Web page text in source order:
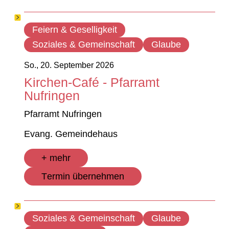
So., 20. September 2026
Kirchen-Café - Pfarramt
Nufringen
Pfarramt Nufringen
Evang. Gemeindehaus
+ mehr
Termin übernehmen
Feiern & Geselligkeit
Soziales & Gemeinschaft
Glaube
Soziales & Gemeinschaft
Glaube